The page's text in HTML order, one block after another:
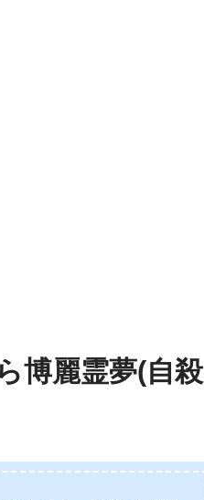
博麗霊夢(自殺